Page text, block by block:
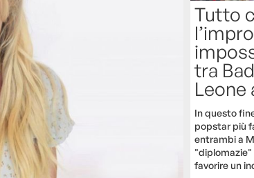
Tutto
tra
Leone
In questo
popstar più
entrambi a
favorire un